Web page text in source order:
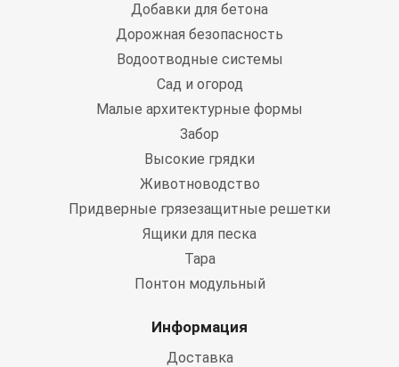
Добавки для бетона
Дорожная безопасность
Водоотводные системы
Сад и огород
Малые архитектурные формы
Забор
Высокие грядки
Животноводство
Придверные грязезащитные решетки
Ящики для песка
Тара
Понтон модульный
Информация
Доставка